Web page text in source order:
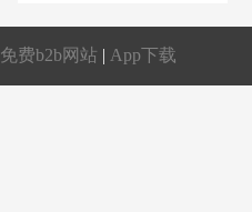
免费b2b网站 | App下载